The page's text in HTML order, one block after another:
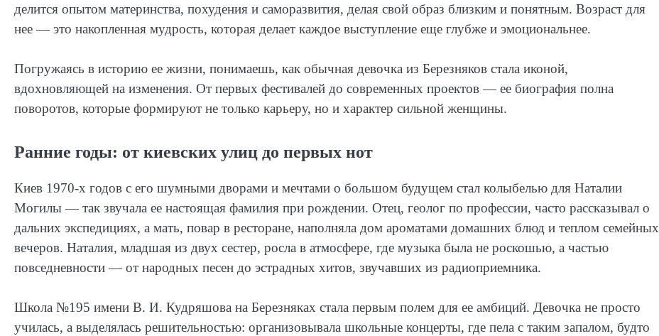
делится опытом материнства, похудения и саморазвития, делая свой образ близким и понятным. Возраст для
нее — это накопленная мудрость, которая делает каждое выступление еще глубже и эмоциональнее.
Погружаясь в историю ее жизни, понимаешь, как обычная девочка из Березняков стала иконой,
вдохновляющей на изменения. От первых фестивалей до современных проектов — ее биография полна
поворотов, которые формируют не только карьеру, но и характер сильной женщины.
Ранние годы: от киевских улиц до первых нот
Киев 1970-х годов с его шумными дворами и мечтами о большом будущем стал колыбелью для Наталии
Могилы — так звучала ее настоящая фамилия при рождении. Отец, геолог по профессии, часто рассказывал о
дальних экспедициях, а мать, повар в ресторане, наполняла дом ароматами домашних блюд и теплом семейных
вечеров. Наталия, младшая из двух сестер, росла в атмосфере, где музыка была не роскошью, а частью
повседневности — от народных песен до эстрадных хитов, звучавших из радиоприемника.
Школа №195 имени В. И. Кудряшова на Березняках стала первым полем для ее амбиций. Девочка не просто
училась, а выделялась решительностью: организовывала школьные концерты, где пела с таким запалом, будто